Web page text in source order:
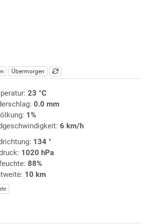
Übermorgen
23 °C
0.0 mm
1%
6 km/h
134 °
1020 hPa
88%
10 km